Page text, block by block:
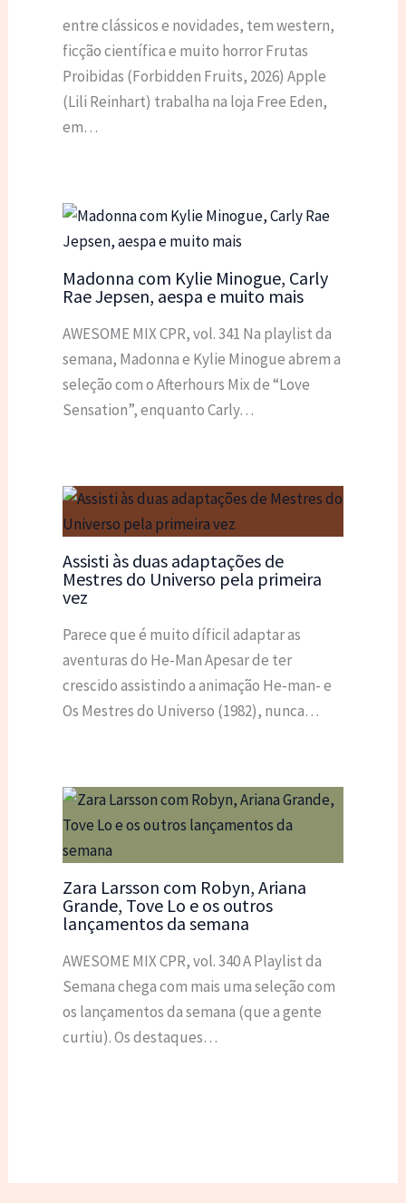
entre clássicos e novidades, tem western,
ficção científica e muito horror Frutas
Proibidas (Forbidden Fruits, 2026) Apple
(Lili Reinhart) trabalha na loja Free Eden,
em…
Madonna com Kylie Minogue, Carly
Rae Jepsen, aespa e muito mais
AWESOME MIX CPR, vol. 341 Na playlist da
semana, Madonna e Kylie Minogue abrem a
seleção com o Afterhours Mix de “Love
Sensation”, enquanto Carly…
Assisti às duas adaptações de
Mestres do Universo pela primeira
vez
Parece que é muito díficil adaptar as
aventuras do He-Man Apesar de ter
crescido assistindo a animação He-man- e
Os Mestres do Universo (1982), nunca…
Zara Larsson com Robyn, Ariana
Grande, Tove Lo e os outros
lançamentos da semana
AWESOME MIX CPR, vol. 340 A Playlist da
Semana chega com mais uma seleção com
os lançamentos da semana (que a gente
curtiu). Os destaques…